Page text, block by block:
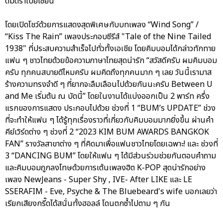
โดยเปิดโชว์ด้วยการแสดงสุดพิเศษกับบทเพลง “Wind Song” /
“Kiss The Rain” เพลงประกอบซีรีส์ "Tale of the Nine Tailed
1938" ที่ประสบความสำเร็จไปทั่วทั้งเอเชีย โดยคิมบอมได้กล่าวทักทาย
แฟน ๆ ชาวไทยด้วยข้อความภาษาไทยสุดน่ารัก “สวัสดีครับ ผมคิมบอม
ครับ ทุกคนสบายดีไหมครับ ผมคิดถึงทุกคนมาก ๆ เลย วันนี้เรามาส
ร้างความทรงจำดี ๆ ที่ยากจะลืมเลือนไปด้วยกันนะครับ Between U
and Me เริ่มต้น ณ บัดนี้” โดยในงานได้แบ่งออกเป็น 2 พาร์ท ครึ่ง
แรกของการแสดง ประกอบไปด้วย ช่วงที่ 1 “BUM’s UPDATE” ช่วง
ที่จะทำให้แฟน ๆ ได้รู้ทุกเรื่องราวที่เกี่ยวกับคิมบอมมากยิ่งขึ้น ผ่านคำ
คีย์เวิร์ดต่าง ๆ ช่วงที่ 2 “2023 KIM BUM AWARDS BANGKOK
FAN” รางวัลสาขาต่าง ๆ ที่คิดมาเพื่อแฟนชาวไทยโดยเฉพาะ! และ ช่วงที่
3 “DANCING BUM” โดยให้แฟน ๆ ได้มีส่วนร่วมช่วยกันตอบคำถาม
และคิมบอมถูกลงโทษด้วยการเต้นเพลงฮิต K-POP สุดน่ารักอย่าง
เพลง NewJeans - Super Shy , IVE- After LIKE และ LE
SSERAFIM - Eve, Psyche & The Bluebeard's wife บอกเลยว่า
เรียกเสียงกรี๊ดได้สนั่นทั้งฮอลล์ โดนตกซ้ำไปตาม ๆ กัน